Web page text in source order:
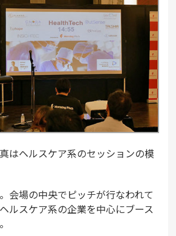
はヘルスケア系のセッションの模
会場の中央でピッチが行なわれて
ルスケア系の企業を中心にブース